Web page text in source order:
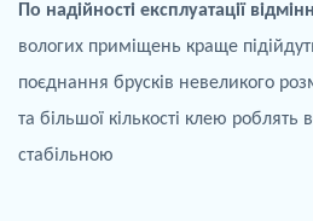
По надійності експлуатації
вологих приміщень краще
поєднання брусків невеликого
та більшої кількості клею роблять
стабільною